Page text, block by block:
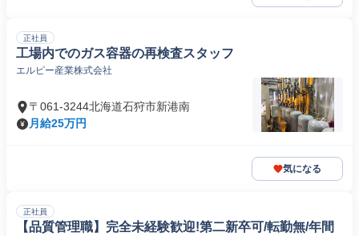
正社員
工場内でのガス容器の再検査スタッフ
エルピー産業株式会社
〒061-3244北海道石狩市新港南
月給25万円
気になる
正社員
【品質管理職】完全未経験歓迎!第二新卒可/転勤無/年間